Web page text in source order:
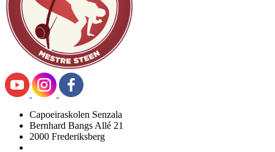
Capoeiraskolen Senzala
Bernhard Bangs Allé 21
2000 Frederiksberg